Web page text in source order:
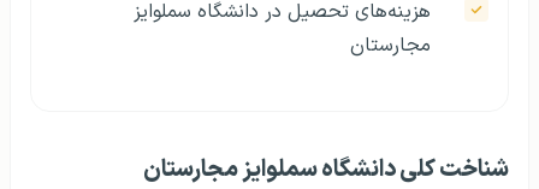
هزینه‌های تحصیل در دانشگاه سملوایز
مجارستان
شناخت کلی دانشگاه سملوایز مجارستان